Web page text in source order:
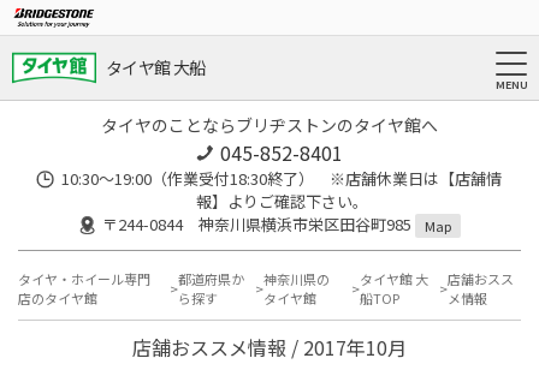
タイヤ館 大船
タイヤのことならブリヂストンのタイヤ館へ
045-852-8401
10:30～19:00（作業受付18:30終了） ※店舗休業日は【店舗情
報】よりご確認下さい。
〒244-0844 神奈川県横浜市栄区田谷町985
Map
タイヤ・ホイール専門
店のタイヤ館
都道府県か
ら探す
神奈川県の
タイヤ館
タイヤ館 大
船TOP
店舗おスス
メ情報
店舗おススメ情報 / 2017年10月